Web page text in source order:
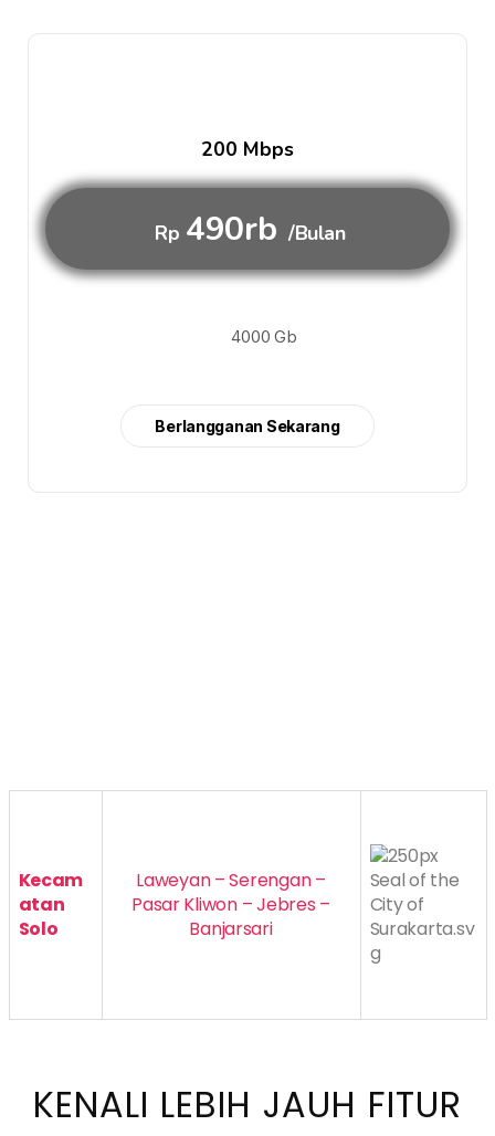
200 Mbps
Rp 490rb /Bulan
4000 Gb
Berlangganan Sekarang
Kecam
atan
Solo
Laweyan – Serengan –
Pasar Kliwon – Jebres –
Banjarsari
KENALI LEBIH JAUH FITUR